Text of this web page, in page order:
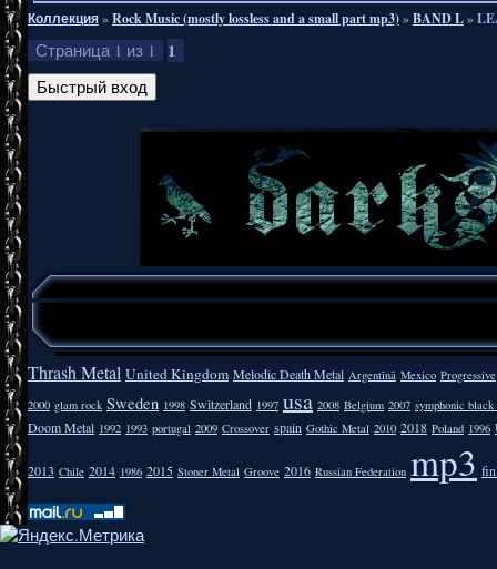
Коллекция»Rock Music (mostly lossless and a small part mp3)»BAND L»
Страница 1 из 1 1
Thrash Metal United Kingdom Melodic Death Metal Argentīnā Mexico Progressive
2000 glam rock Sweden 1998 Switzerland 1997 usa 2008 Belgium 2007 symphonic
Doom Metal 1992 1993 portugal 2009 Crossover spain Gothic Metal 2010 2018 Poland 1996
2013 Chile 2014 1986 2015 Stoner Metal Groove 2016 Russian Federation mp3